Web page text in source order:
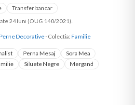
Transfer bancar
24 luni (OUG 140/2021).
Decorative · Colectia: Familie
Perna Mesaj
Sora Mea
Siluete Negre Mergand